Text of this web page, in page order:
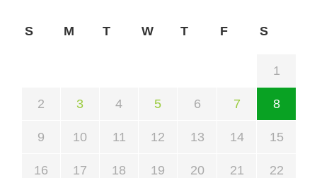
S M T W T F S
1
2 3 4 5 6 7 8
9 10 11 12 13 14 15
16 17 18 19 20 21 22